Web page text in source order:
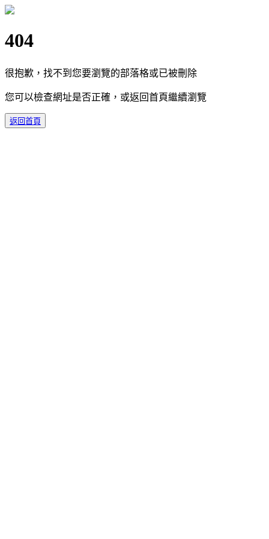
404
很抱歉，找不到您要瀏覽的部落格或已被刪除
您可以檢查網址是否正確，或返回首頁繼續瀏覽
返回首頁